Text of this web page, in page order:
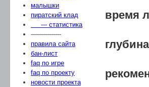
время
малышки
пиратский клад
--- статистика
---------------
правила сайта
бан-лист
faq по игре
faq по проекту
новости проекта